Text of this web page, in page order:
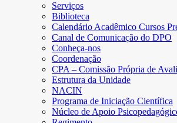
Serviços
Biblioteca
Calendário Acadêmico Cursos
Canal de Comunicação do DPO
Conheça-nos
Coordenação
CPA – Comissão Própria de
Estrutura da Unidade
NACIN
Programa de Iniciação Científica
Núcleo de Apoio